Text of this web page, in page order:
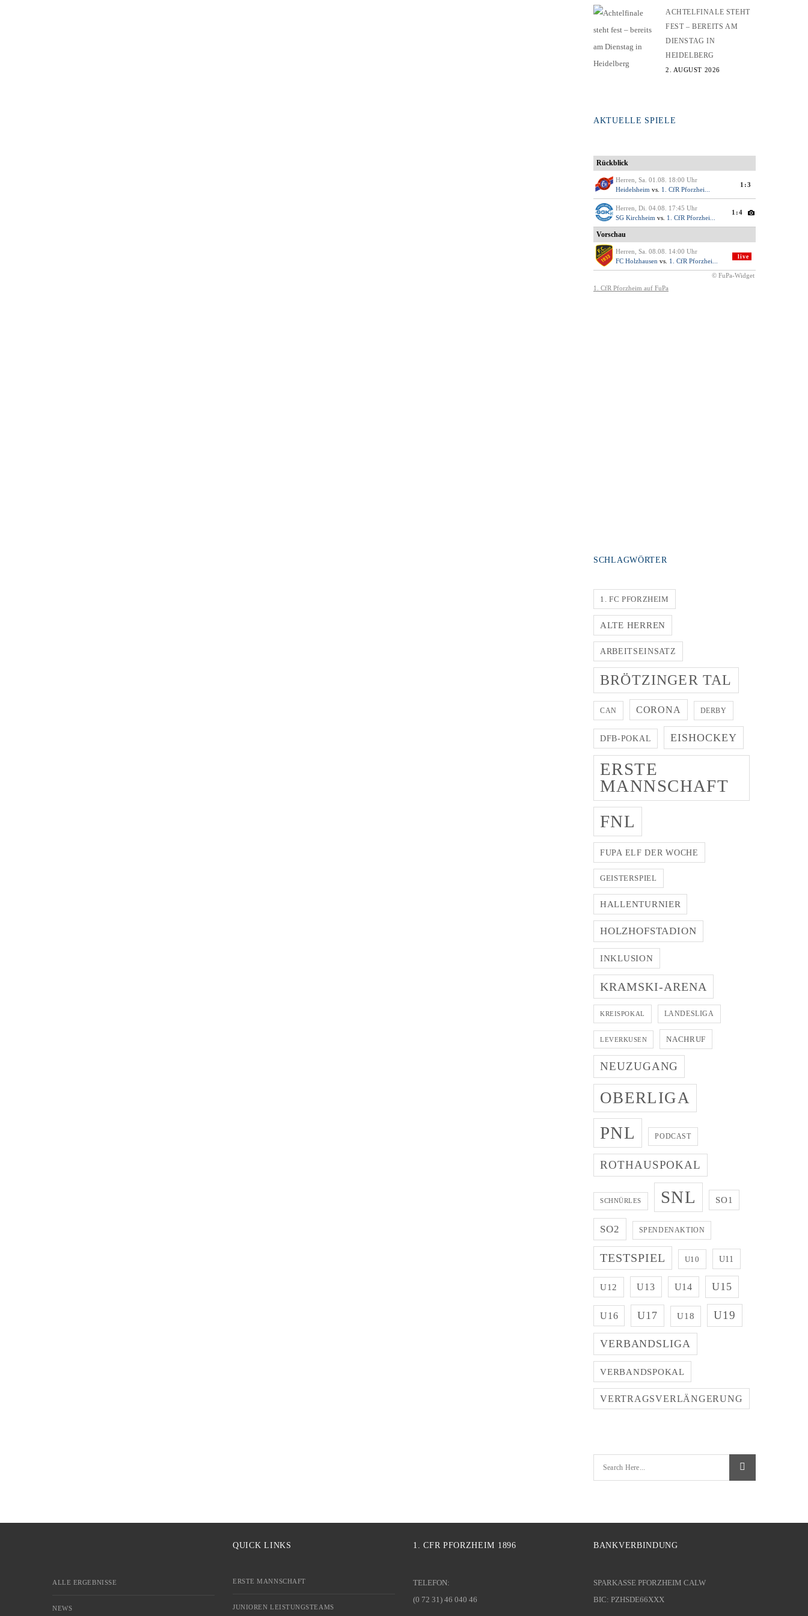
ACHTELFINALE STEHT
FEST – BEREITS AM
DIENSTAG IN
HEIDELBERG
2. AUGUST 2026
AKTUELLE SPIELE
SCHLAGWÖRTER
1. FC PFORZHEIM
ALTE HERREN
ARBEITSEINSATZ
BRÖTZINGER TAL
CAN CORONA DERBY
DFB-POKAL EISHOCKEY
ERSTE
MANNSCHAFT
FNL
FUPA ELF DER WOCHE
GEISTERSPIEL
HALLENTURNIER
HOLZHOFSTADION
INKLUSION
KRAMSKI-ARENA
KREISPOKAL LANDESLIGA
LEVERKUSEN NACHRUF
NEUZUGANG
OBERLIGA
PNL PODCAST
ROTHAUSPOKAL
SCHNÜRLES SNL SO1
SO2 SPENDENAKTION
TESTSPIEL U10 U11
U12 U13 U14 U15
U16 U17 U18 U19
VERBANDSLIGA
VERBANDSPOKAL
VERTRAGSVERLÄNGERUNG
ALLE ERGEBNISSE
NEWS
QUICK LINKS
ERSTE MANNSCHAFT
JUNIOREN LEISTUNGSTEAMS
1. CFR PFORZHEIM 1896
TELEFON:
(0 72 31) 46 040 46
BANKVERBINDUNG
SPARKASSE PFORZHEIM CALW
BIC: PZHSDE66XXX